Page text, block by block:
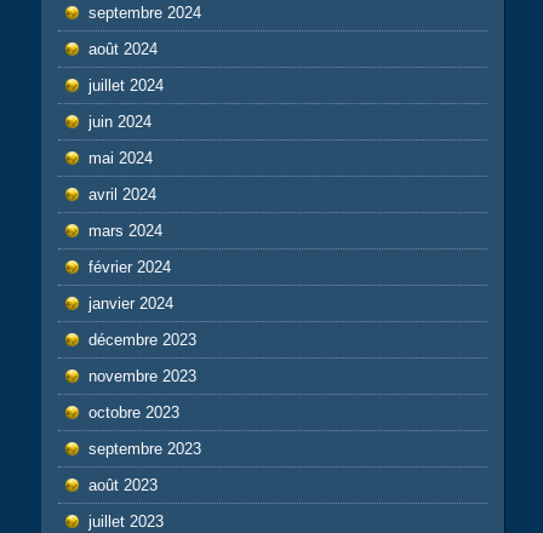
septembre 2024
août 2024
juillet 2024
juin 2024
mai 2024
avril 2024
mars 2024
février 2024
janvier 2024
décembre 2023
novembre 2023
octobre 2023
septembre 2023
août 2023
juillet 2023